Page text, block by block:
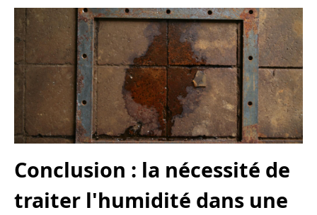
Conclusion : la nécessité de
traiter l'humidité dans une